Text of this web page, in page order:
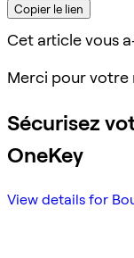
Copier le lien
Cet article vous
Merci pour votre
Sécurisez
OneKey
View details for